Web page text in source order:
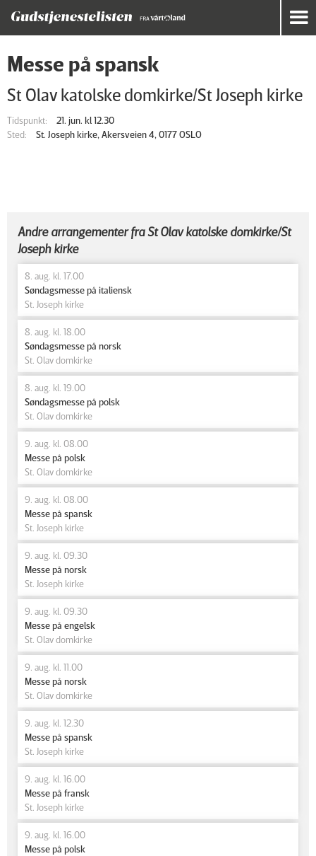
Messe på spansk
St Olav katolske domkirke/St Joseph kirke
Tidspunkt:
21. jun. kl 12.30
Sted:
St. Joseph kirke, Akersveien 4, 0177 OSLO
Andre arrangementer fra St Olav katolske domkirke/St
Joseph kirke
8. aug. kl. 17.00
Søndagsmesse på italiensk
St. Joseph kirke
8. aug. kl. 18.00
Søndagsmesse på norsk
St. Olav domkirke
8. aug. kl. 19.00
Søndagsmesse på polsk
St. Olav domkirke
9. aug. kl. 08.00
Messe på polsk
St. Olav domkirke
9. aug. kl. 08.00
Messe på spansk
St. Joseph kirke
9. aug. kl. 09.30
Messe på norsk
St. Joseph kirke
9. aug. kl. 09.30
Messe på engelsk
St. Olav domkirke
9. aug. kl. 11.00
Messe på norsk
St. Olav domkirke
9. aug. kl. 12.30
Messe på spansk
St. Joseph kirke
9. aug. kl. 16.00
Messe på fransk
St. Joseph kirke
9. aug. kl. 16.00
Messe på polsk